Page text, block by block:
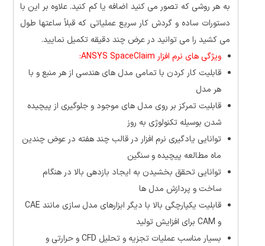
به هر روشی که تصور می کنید اضافه یا کم کنید. علاوه بر این با
دستورات ساده و گردش کار سریع عملیاتی که قبلاً ساعتها طول
می کشید را می توانید در عرض چند دقیقه تکمیل نمایید.
ویژگی های نرم افزار ANSYS SpaceClaim:
قابلیت کار کردن با تمامی مدل های هندسی از هر منبع و با
هر مدل
قابلیت تمرکز بر روی مدل های موجود و جلوگیری از پیچیده
شدن بوسیله تکنولوژی به روز
توانایی یادگیری نرم افزار در قالب چند هفته در عوض چندین
ماه مطالعه پیچیده و سنگین
توانایی تحقق بخشیدن به ایجاد بازدهی بالا در هنگام
ساخت و پردازش مدل ها
قابلیت یکپارچگی بالا با دیگر ابزارهای مدل سازی مانند CAE
و CAM برای افزایش تولید
بسیار مناسب عملیات تجزیه و تحلیل CFD و حرارتی و